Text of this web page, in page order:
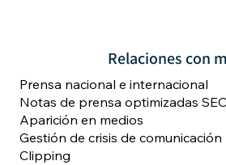
Relaciones con
Prensa nacional e internacional
Notas de prensa optimizadas
Aparición en medios
Gestión de crisis de comunicación
Clipping